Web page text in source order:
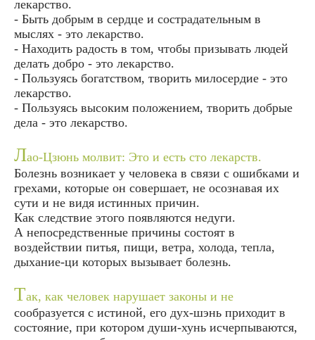
лекарство.
- Быть добрым в сердце и сострадательным в
мыслях - это лекарство.
- Находить радость в том, чтобы призывать людей
делать добро - это лекарство.
- Пользуясь богатством, творить милосердие - это
лекарство.
- Пользуясь высоким положением, творить добрые
дела - это лекарство.
Лао-Цзюнь молвит: Это и есть сто лекарств.
Болезнь возникает у человека в связи с ошибками и
грехами, которые он совершает, не осознавая их
сути и не видя истинных причин.
Как следствие этого появляются недуги.
А непосредственные причины состоят в
воздействии питья, пищи, ветра, холода, тепла,
дыхание-ци которых вызывает болезнь.
Так, как человек нарушает законы и не
сообразуется с истиной, его дух-шэнь приходит в
состояние, при котором души-хунь исчерпываются,